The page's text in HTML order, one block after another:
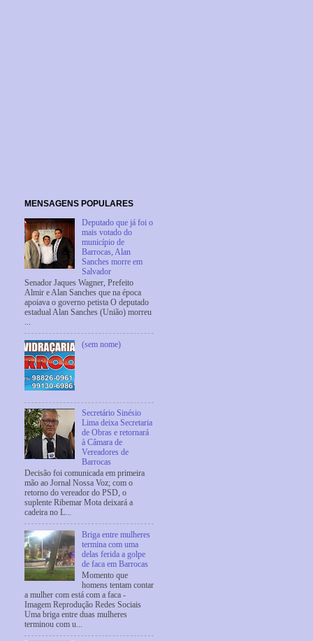
MENSAGENS POPULARES
Deputado que já foi o
mais votado do
município de
Barrocas, Alan
Sanches morre em
Salvador
Senador Jaques Wagner, Prefeito
Almir e Alan Sanches que na época
apoiava o governo petista O deputado
estadual Alan Sanches (União) morreu
...
(sem nome)
Secretário Sinésio
Lima deixa Secretaria
de Obras e retornará
à Câmara de
Vereadores de
Barrocas
Decisão foi comunicada em primeira
mão ao Jornal Nossa Voz; com o
retorno do vereador do PSD, o
suplente Ribemar Mota deixará a
cadeira no L...
Briga entre mulheres
termina com uma
delas ferida a golpe
de faca em Barrocas
Momento que
homens tentam contar
a mulher com está com a faca -
Imagem Reprodução Redes Sociais
Uma briga entre duas mulheres
terminou com u...